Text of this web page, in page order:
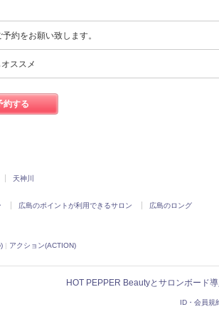
約をお願い致します。
ススメ
約する
天神川
広島のポイントが利用できるサロン 広島のロング
| アクション(ACTION)
HOT PEPPER Beautyとサロンボード
ID・会員規